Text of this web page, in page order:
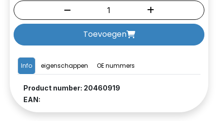
Info eigenschappen OE nummers
Product number: 20460919
EAN:
Toevoegen